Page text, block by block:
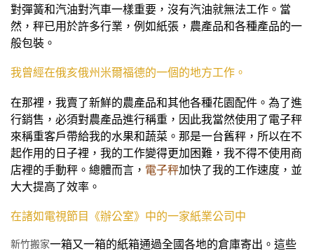
對彈簧和汽油對汽車一樣重要，沒有汽油就無法工作。當
然，秤已用於許多行業，例如紙張，農產品和各種產品的一
般包裝。
我曾經在俄亥俄州米爾福德的一個的地方工作。
在那裡，我賣了新鮮的農產品和其他各種花園配件。為了進
行銷售，必須對農產品進行稱重，因此我當然使用了電子秤
來稱重客戶帶給我的水果和蔬菜。那是一台舊秤，所以在不
起作用的日子裡，我的工作變得更加困難，我不得不使用商
店裡的手動秤。總體而言， 電子秤加快了我的工作速度，並
大大提高了效率。
在諸如電視節目《辦公室》中的一家紙業公司中
新竹搬家一箱又一箱的紙箱通過全國各地的倉庫寄出。這些